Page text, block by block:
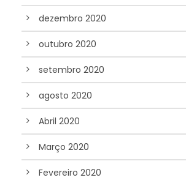
dezembro 2020
outubro 2020
setembro 2020
agosto 2020
Abril 2020
Março 2020
Fevereiro 2020